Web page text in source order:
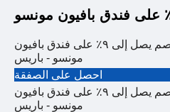
احجز الآن واحصل على خصم يصل إلى ٩٪ على فندق بافيون
مونسو - باريس
احصل على الصفقة
احجز الآن واحصل على خصم يصل إلى ٩٪ على فندق بافيون
مونسو - باريس